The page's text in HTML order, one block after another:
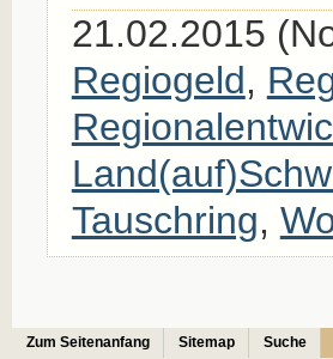
21.02.2015
Regiogeld,
Tauschring,
Zum Seitenanfang Sitemap Suche